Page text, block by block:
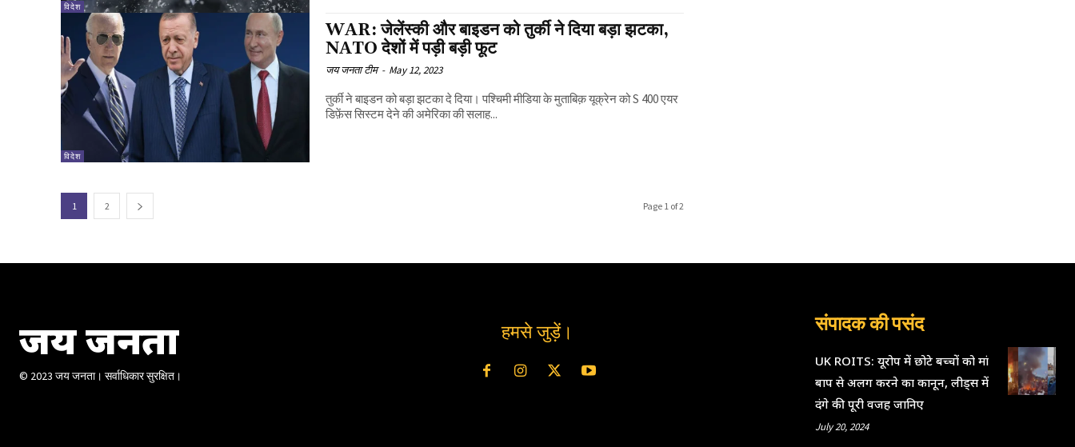
विदेश
विदेश
WAR: जेलेंस्की और बाइडन को तुर्की ने दिया बड़ा झटका,
NATO देशों में पड़ी बड़ी फूट
जय जनता टीम - May 12, 2023
तुर्की ने बाइडन को बड़ा झटका दे दिया। पश्चिमी मीडिया के मुताबिक़ यूक्रेन को S 400 एयर
डिफ़ेंस सिस्टम देने की अमेरिका की सलाह...
1 2 Page 1 of 2
जय जनता
© 2023 जय जनता। सर्वाधिकार सुरक्षित।
हमसे जुड़ें। संपादक की पसंद
UK ROITS: यूरोप में छोटे बच्चों को मां
बाप से अलग करने का कानून, लीड्स में
दंगे की पूरी वजह जानिए
July 20, 2024